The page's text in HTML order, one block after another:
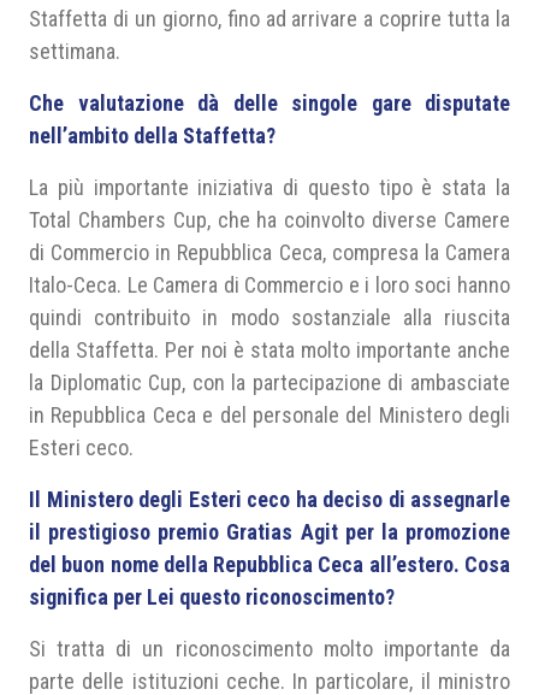
Staffetta di un giorno, fino ad arrivare a coprire tutta la
settimana.
Che valutazione dà delle singole gare disputate
nell’ambito della Staffetta?
La più importante iniziativa di questo tipo è stata la
Total Chambers Cup, che ha coinvolto diverse Camere
di Commercio in Repubblica Ceca, compresa la Camera
Italo-Ceca. Le Camera di Commercio e i loro soci hanno
quindi contribuito in modo sostanziale alla riuscita
della Staffetta. Per noi è stata molto importante anche
la Diplomatic Cup, con la partecipazione di ambasciate
in Repubblica Ceca e del personale del Ministero degli
Esteri ceco.
Il Ministero degli Esteri ceco ha deciso di assegnarle
il prestigioso premio Gratias Agit per la promozione
del buon nome della Repubblica Ceca all’estero. Cosa
significa per Lei questo riconoscimento?
Si tratta di un riconoscimento molto importante da
parte delle istituzioni ceche. In particolare, il ministro